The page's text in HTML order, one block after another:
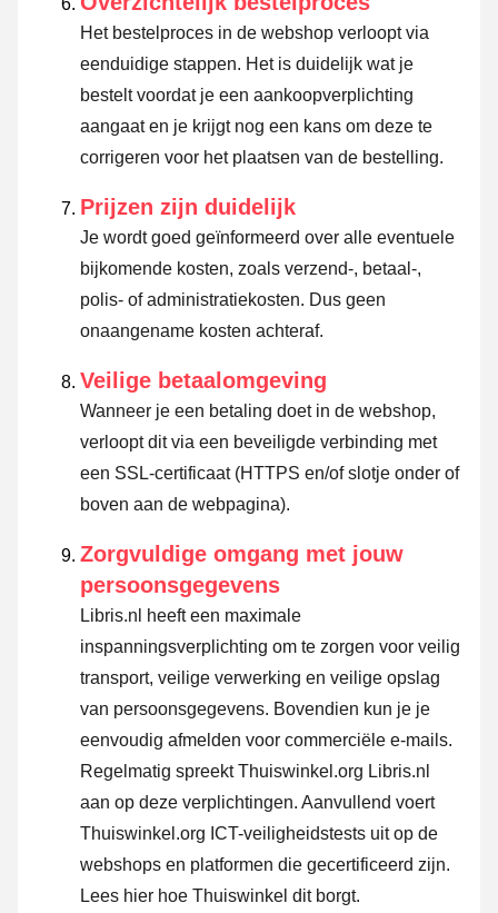
Het bestelproces in de webshop verloopt via
eenduidige stappen. Het is duidelijk wat je
bestelt voordat je een aankoopverplichting
aangaat en je krijgt nog een kans om deze te
corrigeren voor het plaatsen van de bestelling.
Prijzen zijn duidelijk
Je wordt goed geïnformeerd over alle eventuele
bijkomende kosten, zoals verzend-, betaal-,
polis- of administratiekosten. Dus geen
onaangename kosten achteraf.
Veilige betaalomgeving
Wanneer je een betaling doet in de webshop,
verloopt dit via een beveiligde verbinding met
een SSL-certificaat (HTTPS en/of slotje onder of
boven aan de webpagina).
Zorgvuldige omgang met jouw
persoonsgegevens
Libris.nl heeft een maximale
inspanningsverplichting om te zorgen voor veilig
transport, veilige verwerking en veilige opslag
van persoonsgegevens. Bovendien kun je je
eenvoudig afmelden voor commerciële e-mails.
Regelmatig spreekt Thuiswinkel.org Libris.nl
aan op deze verplichtingen. Aanvullend voert
Thuiswinkel.org ICT-veiligheidstests uit op de
webshops en platformen die gecertificeerd zijn.
Lees hier hoe Thuiswinkel dit borgt.